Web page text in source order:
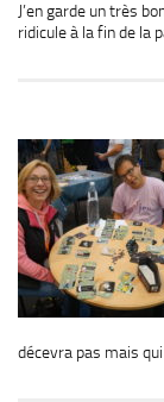
J’en garde un très
ridicule à la fin de la
décevra pas mais